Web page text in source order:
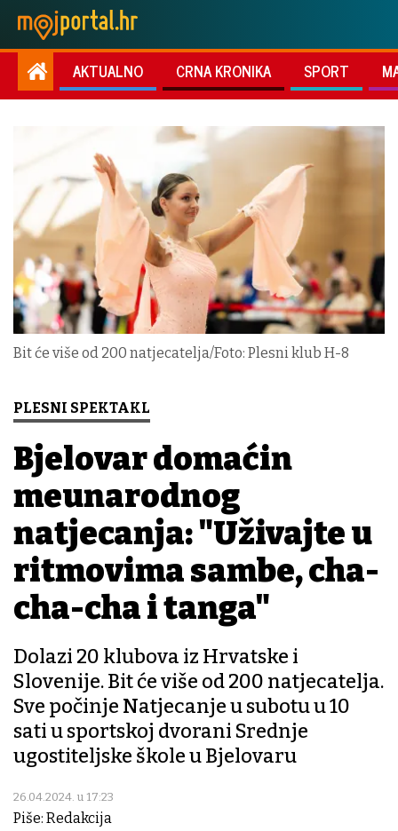
AKTUALNO CRNA KRONIKA SPORT
Bit će više od 200 natjecatelja/Foto: Plesni klub H-8
PLESNI SPEKTAKL
Bjelovar domaćin
međunarodnog
natjecanja: "Uživajte u
ritmovima sambe, cha-
cha-cha i tanga"
Dolazi 20 klubova iz Hrvatske i
Slovenije. Bit će više od 200 natjecatelja.
Sve počinje Natjecanje u subotu u 10
sati u sportskoj dvorani Srednje
ugostiteljske škole u Bjelovaru
26.04.2024. u 17:23
Piše: Redakcija